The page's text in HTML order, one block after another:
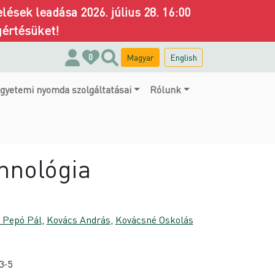
leadása 2026. július 28. 16:00
0 Magyar English
nyomda szolgáltatásai Rólunk
Pepó Pál Kovács András Kovácsné Oskolás
5